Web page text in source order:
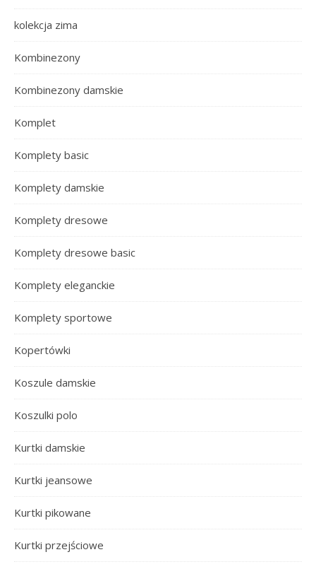
kolekcja zima
Kombinezony
Kombinezony damskie
Komplet
Komplety basic
Komplety damskie
Komplety dresowe
Komplety dresowe basic
Komplety eleganckie
Komplety sportowe
Kopertówki
Koszule damskie
Koszulki polo
Kurtki damskie
Kurtki jeansowe
Kurtki pikowane
Kurtki przejściowe